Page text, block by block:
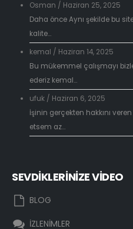
Osman / Haziran 25, 2025
Daha önce Aynı şekilde bu
kalite...
kemal / Haziran 14, 2025
Bu mükemmel çalışmayı
ederiz kemal...
ufuk/ Haziran 6, 2025
İşinin gerçekten hakkını
etsem az...
SEVDİKLERİNİZE VİDEO
BLOG
İZLENİMLER